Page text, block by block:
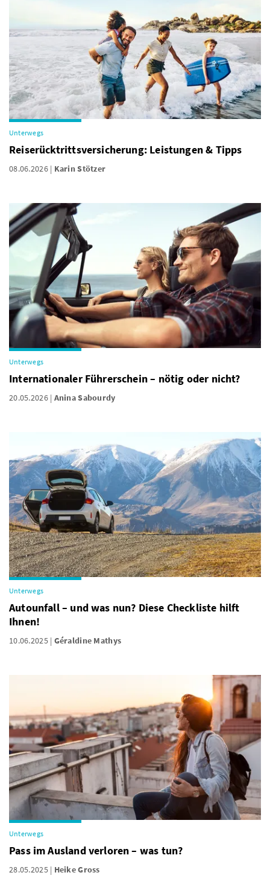
Unterwegs
Reiserücktrittsversicherung: Leistungen & Tipps
08.06.2026 Karin Stötzer
Unterwegs
Internationaler Führerschein – nötig oder nicht?
20.05.2026 Anina Sabourdy
Unterwegs
Autounfall – und was nun? Diese Checkliste hilft
Ihnen!
10.06.2025 Géraldine Mathys
Unterwegs
Pass im Ausland verloren – was tun?
28.05.2025 Heike Gross